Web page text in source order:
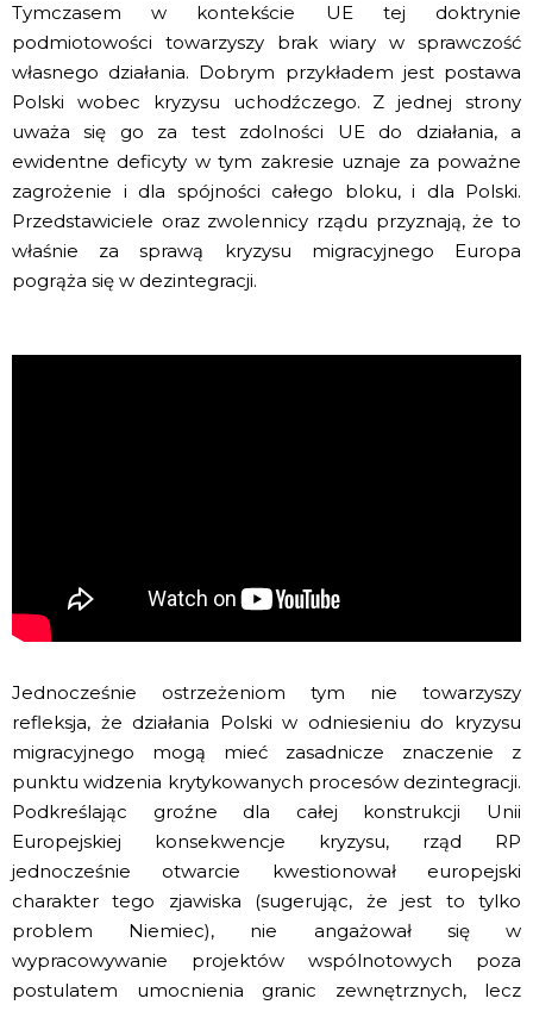
Tymczasem w kontekście UE tej doktrynie
podmiotowości towarzyszy brak wiary w sprawczość
własnego działania. Dobrym przykładem jest postawa
Polski wobec kryzysu uchodźczego. Z jednej strony
uważa się go za test zdolności UE do działania, a
ewidentne deficyty w tym zakresie uznaje za poważne
zagrożenie i dla spójności całego bloku, i dla Polski.
Przedstawiciele oraz zwolennicy rządu przyznają, że to
właśnie za sprawą kryzysu migracyjnego Europa
pogrąża się w dezintegracji.
Jednocześnie ostrzeżeniom tym nie towarzyszy
refleksja, że działania Polski w odniesieniu do kryzysu
migracyjnego mogą mieć zasadnicze znaczenie z
punktu widzenia krytykowanych procesów dezintegracji.
Podkreślając groźne dla całej konstrukcji Unii
Europejskiej konsekwencje kryzysu, rząd RP
jednocześnie otwarcie kwestionował europejski
charakter tego zjawiska (sugerując, że jest to tylko
problem Niemiec), nie angażował się w
wypracowywanie projektów wspólnotowych poza
postulatem umocnienia granic zewnętrznych, lecz